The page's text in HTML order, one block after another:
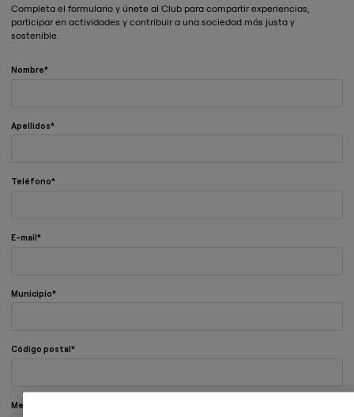
Completa el formulario y únete al Club para compartir experiencias,
participar en actividades y contribuir a una sociedad más justa y
sostenible.
Nombre
Apellidos
Teléfono
E-mail
Municipio
Código postal
Mensaje